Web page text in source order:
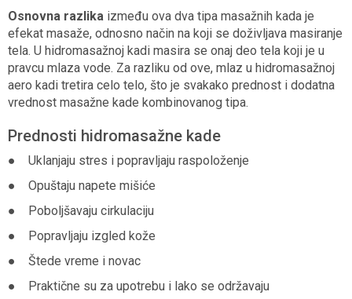
Osnovna razlika između ova dva tipa masažnih kada je
efekat masaže, odnosno način na koji se doživljava masiranje
tela. U hidromasažnoj kadi masira se onaj deo tela koji je u
pravcu mlaza vode. Za razliku od ove, mlaz u hidromasažnoj
aero kadi tretira celo telo, što je svakako prednost i dodatna
vrednost masažne kade kombinovanog tipa.
Prednosti hidromasažne kade
● Uklanjaju stres i popravljaju raspoloženje
● Opuštaju napete mišiće
● Poboljšavaju cirkulaciju
● Popravljaju izgled kože
● Štede vreme i novac
● Praktične su za upotrebu i lako se održavaju